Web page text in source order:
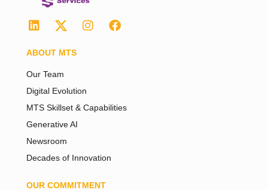
ABOUT MTS
Our Team
Digital Evolution
MTS Skillset & Capabilities
Generative AI
Newsroom
Decades of Innovation
OUR COMMITMENT